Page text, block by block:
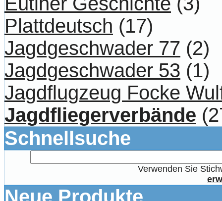
Plattdeutsch (17)
Jagdgeschwader 77 (2)
Jagdgeschwader 53 (1)
Jagdflugzeug Focke
Jagdfliegerverbände
Schnellsuche
Verwenden Sie
Neue Produkte